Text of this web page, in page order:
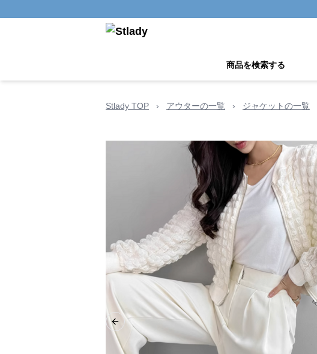
商品を検索する
Stlady TOP › アウターの一覧 › ジャケットの一覧
Previous slide